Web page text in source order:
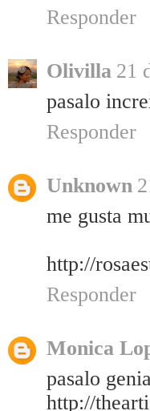
Responder
Olivilla 21
pasalo
Responder
Unknown
me gusta
http://
Responder
Monica
pasalo
http://